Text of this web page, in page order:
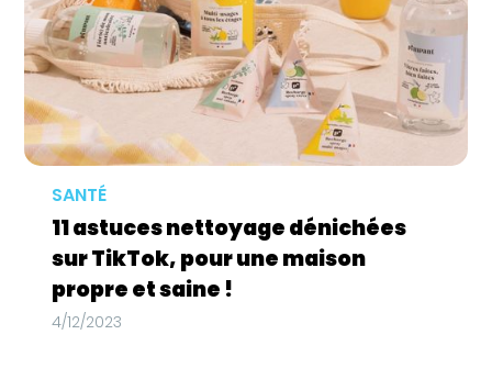
SANTÉ
11 astuces nettoyage dénichées
sur TikTok, pour une maison
propre et saine !
4/12/2023